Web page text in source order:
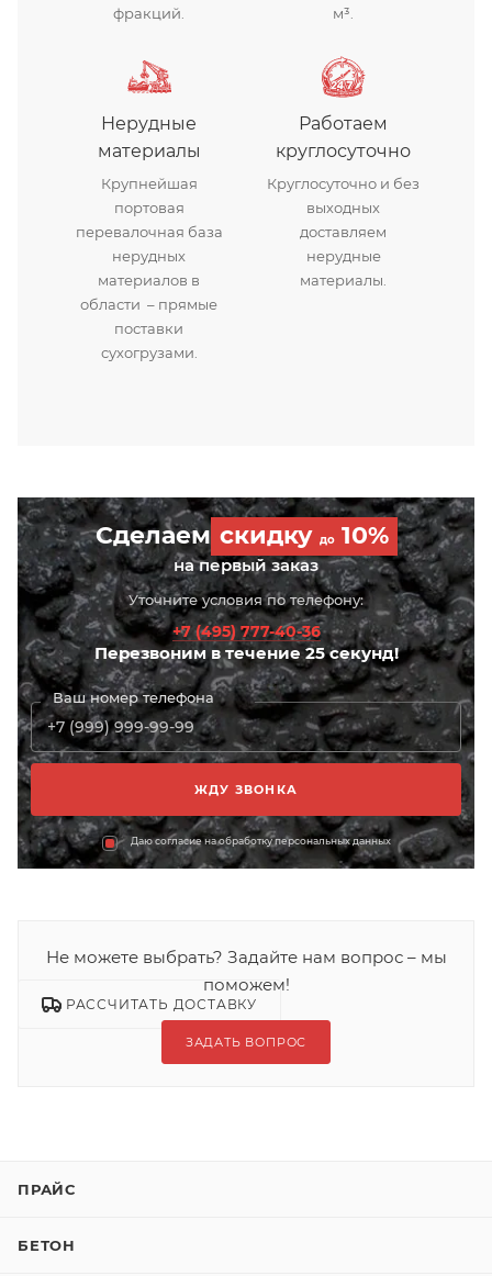
РАССЧИТАТЬ ДОСТАВКУ
фракций.
м³.
Нерудные
материалы
Крупнейшая
портовая
перевалочная база
нерудных
материалов в
области – прямые
поставки
сухогрузами.
Работаем
круглосуточно
Круглосуточно и без
выходных
доставляем
нерудные
материалы.
Сделаем скидку до10%
на первый заказ
Уточните условия по телефону:
+7 (495) 777-40-36
Перезвоним в течение 25 секунд!
Ваш номер телефона
Даю согласие на обработку персональных данных
Не можете выбрать? Задайте нам вопрос – мы
поможем!
ЗАДАТЬ ВОПРОС
ПРАЙС
БЕТОН